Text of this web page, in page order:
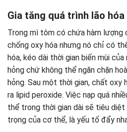
Gia tăng quá trình lão hóa
Trong mì tôm có chứa hàm lượng
chống oxy hóa nhưng nó chỉ có
hóa, kéo dài thời gian biến mùi
hỏng chứ không thể ngăn chặn
hỏng. Sau một thời gian, chất oxy
ra lipid peroxide. Việc nạp quá
thể trong thời gian dài sẽ tiêu diệt
trọng của cơ thể, là yếu tố đẩy